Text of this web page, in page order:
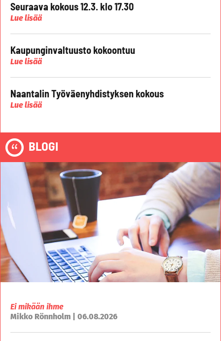
Seuraava kokous 12.3. klo 17.30
Lue lisää
Kaupunginvaltuusto kokoontuu
Lue lisää
Naantalin Työväenyhdistyksen kokous
Lue lisää
BLOGI
Ei mikään ihme
Mikko Rönnholm | 06.08.2026